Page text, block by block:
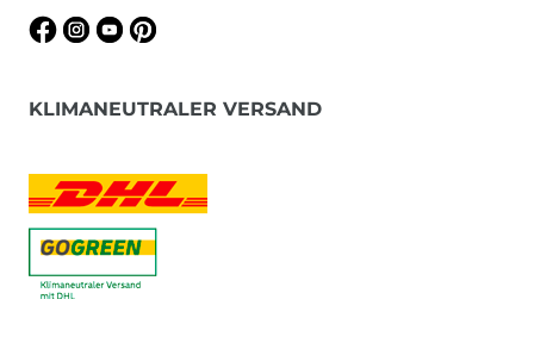
KLIMANEUTRALER VERSAND